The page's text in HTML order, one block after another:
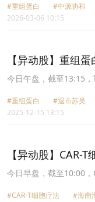
物U(688062.CN)涨
报58.58元，睿智医药
#重组蛋白 #中源协和
2026-03-06 10:15
【异动股】重组
跌9.76%
今日午盘，截至13:15
物U(688062.CN)跌
报10.35元，神州细胞
#重组蛋白 #退市苏吴
2025-12-15 13:15
【异动股】CAR-
(000566.CN)涨
今日早盘，截至10:00
69.23元，ST香雪
#CAR-T细胞疗法 #海南